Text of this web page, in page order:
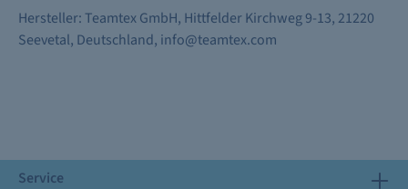
Hersteller: Teamtex GmbH, Hittfelder Kirchweg 9-13, 21220
Seevetal, Deutschland, info@teamtex.com
Service